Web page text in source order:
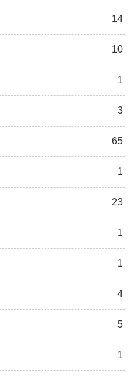
14
10
1
3
65
1
23
1
1
4
5
1